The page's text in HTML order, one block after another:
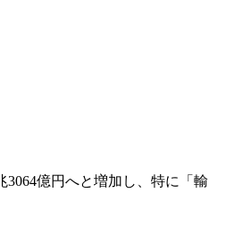
3064億円へと増加し、特に「輸